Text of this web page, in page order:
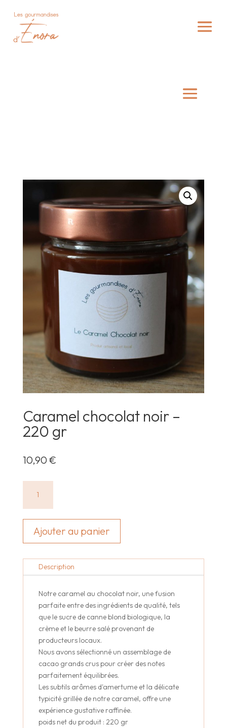
Caramel chocolat noir –
220 gr
10,90 €
Caramel
chocolat
noir
-
Ajouter au panier
Description
Notre caramel au chocolat noir, une fusion
parfaite entre des ingrédients de qualité, tels
que le sucre de canne blond biologique, la
crème et le beurre salé provenant de
producteurs locaux.
Nous avons sélectionné un assemblage de
cacao grands crus pour créer des notes
parfaitement équilibrées.
Les subtils arômes d'amertume et la délicate
typicité grillée de notre caramel, offre une
expérience gustative raffinée.
poids net du produit : 220 gr